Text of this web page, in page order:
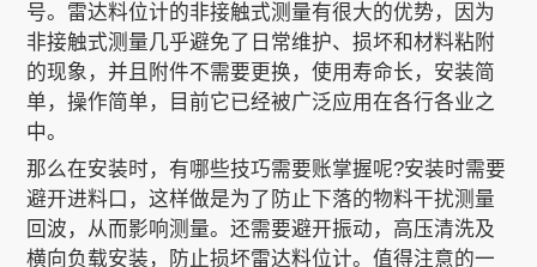
号。雷达料位计的非接触式测量有很大的优势，因为
非接触式测量几乎避免了日常维护、损坏和材料粘附
的现象，并且附件不需要更换，使用寿命长，安装简
单，操作简单，目前它已经被广泛应用在各行各业之
中。
那么在安装时，有哪些技巧需要账掌握呢?安装时需要
避开进料口，这样做是为了防止下落的物料干扰测量
回波，从而影响测量。还需要避开振动，高压清洗及
横向负载安装，防止损坏雷达料位计。值得注意的一